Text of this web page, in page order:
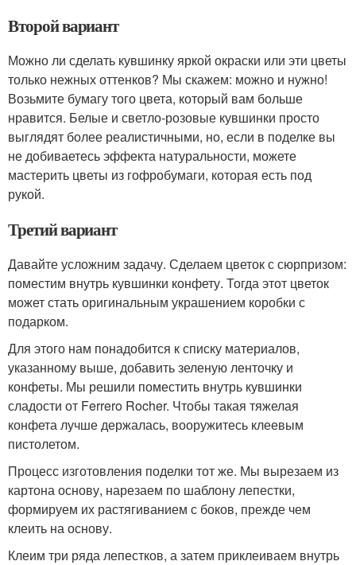
Второй вариант
Можно ли сделать кувшинку яркой окраски или эти цветы
только нежных оттенков? Мы скажем: можно и нужно!
Возьмите бумагу того цвета, который вам больше
нравится. Белые и светло-розовые кувшинки просто
выглядят более реалистичными, но, если в поделке вы
не добиваетесь эффекта натуральности, можете
мастерить цветы из гофробумаги, которая есть под
рукой.
Третий вариант
Давайте усложним задачу. Сделаем цветок с сюрпризом:
поместим внутрь кувшинки конфету. Тогда этот цветок
может стать оригинальным украшением коробки с
подарком.
Для этого нам понадобится к списку материалов,
указанному выше, добавить зеленую ленточку и
конфеты. Мы решили поместить внутрь кувшинки
сладости от Ferrero Rocher. Чтобы такая тяжелая
конфета лучше держалась, вооружитесь клеевым
пистолетом.
Процесс изготовления поделки тот же. Мы вырезаем из
картона основу, нарезаем по шаблону лепестки,
формируем их растягиванием с боков, прежде чем
клеить на основу.
Клеим три ряда лепестков, а затем приклеиваем внутрь